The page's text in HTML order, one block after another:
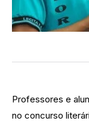
Professores e
no concurso